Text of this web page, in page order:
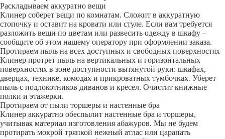
Раскладываем аккуратно вещи
Клинер соберет вещи по комнатам. Сложит в аккуратную
стопочку и оставит на кровати или стуле. Если вам требуется
разложить вещи по цветам или развесить одежду в шкафу –
сообщите об этом нашему оператору при оформлении заказа.
Протираем пыль на всех доступных и свободных поверхностях
Клинер протрет пыль на вертикальных и горизонтальных
поверхностях в зоне доступности вытянутой руки: шкафах,
дверцах, технике, комодах и прикроватных тумбочках. Уберет
пыль с подлокотников диванов и кресел. Очистит книжные
полки и этажерки.
Протираем от пыли торшеры и настенные бра
Клинер аккуратно обеспылит настенные бра и торшеры,
учитывая материал изготовления абажуров. Мы не будем
протирать мокрой тряпкой нежный атлас или царапать